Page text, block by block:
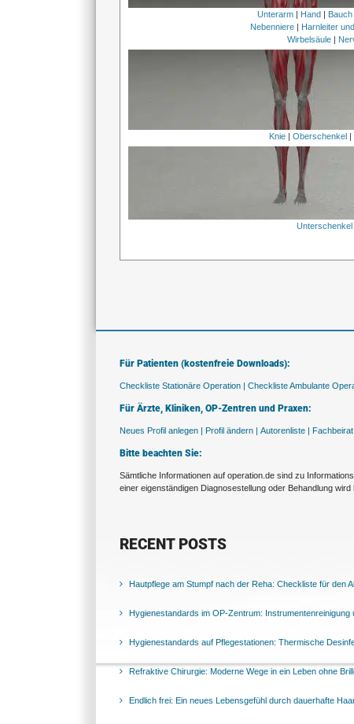
Unterarm | Hand | Bauch
Nebenniere | Harnleiter
Wirbelsäule|
Knie| Oberschenkel
Unterschenkel
Für Patienten (kostenfreie Downloads):
Checkliste Stationäre Operation | Checkliste Ambulante
Für Ärzte, Kliniken, OP-Zentren und Praxen:
Neues Profil anlegen | Profil ändern | Autorenliste | Fachbeirat
Bitte beachten Sie:
Sämtliche Informationen auf operation.de sind zu
einer eigenständigen Diagnosestellung oder Behandlung
RECENT POSTS
Hautpflege am Stumpf nach der Reha: Checkliste für den
Hygienestandards im OP-Zentrum: Instrumentenreinigung
Hygienestandards auf Pflegestationen: Thermische
Refraktive Chirurgie: Moderne Wege in ein Leben ohne
Endlich frei: Ein neues Lebensgefühl durch dauerhafte